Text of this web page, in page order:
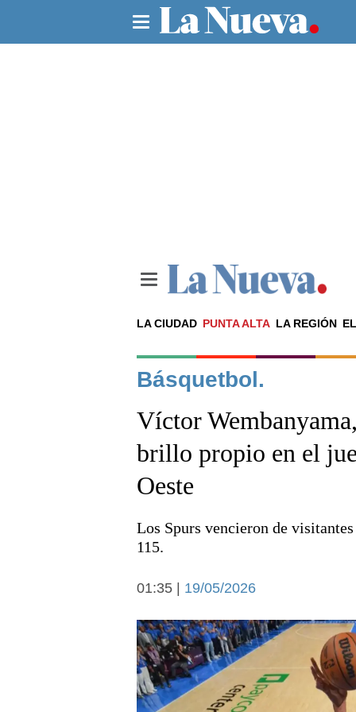
LA CIUDAD PUNTA ALTA LA REGIÓN
Noticias
Arte y cultura
Economía y campo
Básquetbol.
Víctor
brillo propio en el
Oeste
Los Spurs vencieron de
115.
01:35 | 19/05/2026